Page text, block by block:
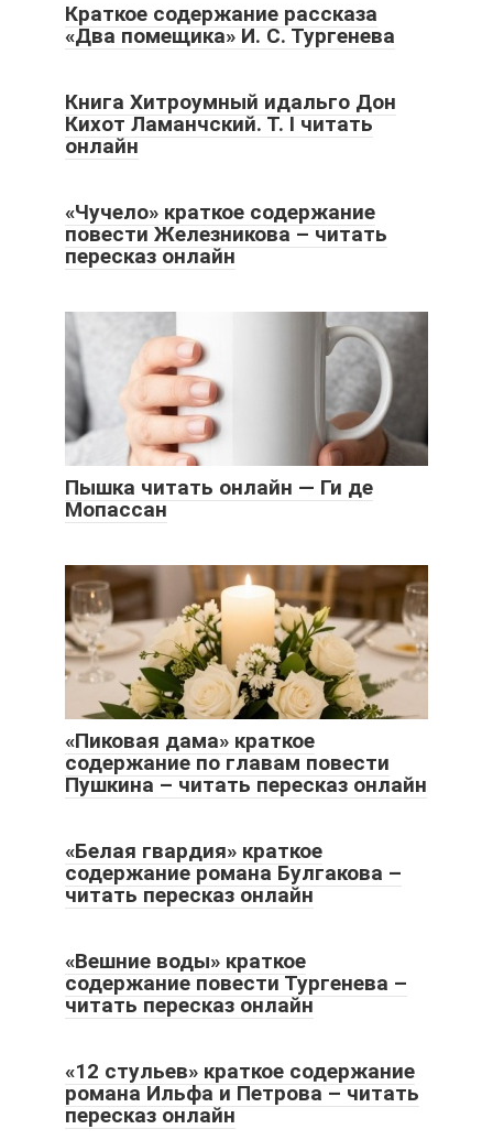
Краткое содержание рассказа
«Два помещика» И. С. Тургенева
Книга Хитроумный идальго Дон
Кихот Ламанчский. Т. I читать
онлайн
«Чучело» краткое содержание
повести Железникова – читать
пересказ онлайн
Пышка читать онлайн — Ги де
Мопассан
«Пиковая дама» краткое
содержание по главам повести
Пушкина – читать пересказ онлайн
«Белая гвардия» краткое
содержание романа Булгакова –
читать пересказ онлайн
«Вешние воды» краткое
содержание повести Тургенева –
читать пересказ онлайн
«12 стульев» краткое содержание
романа Ильфа и Петрова – читать
пересказ онлайн